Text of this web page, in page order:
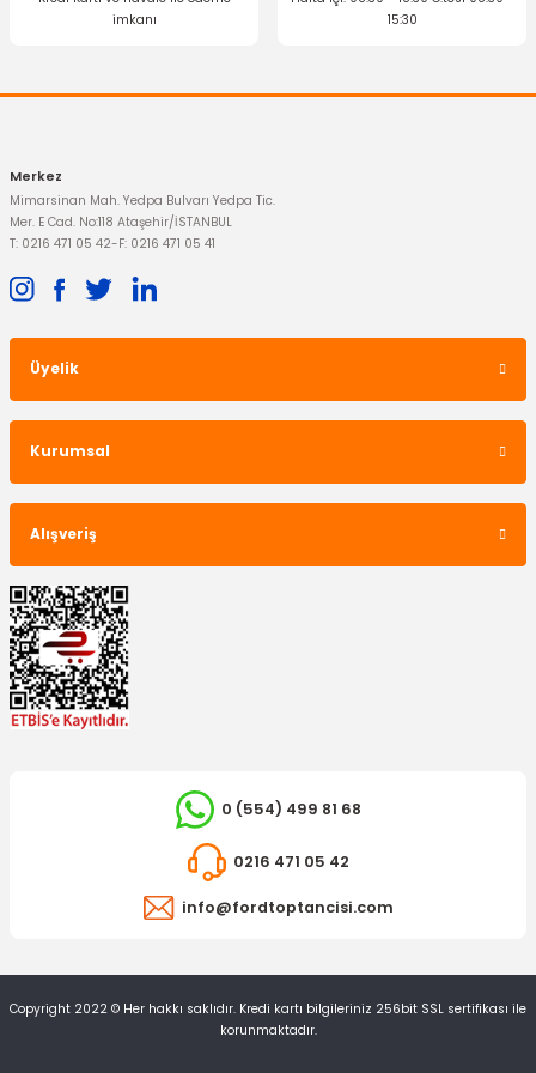
ERA iTALY
6.769,42 TL
İTHAL ÜRÜN
Ayna Camı Transit V347 Sol Elektrikli
327,15 TL
imkanı
15:30
Merkez
Mimarsinan Mah. Yedpa Bulvarı Yedpa Tic.
Mer. E Cad. No:118 Ataşehir/İSTANBUL
T: 0216 471 05 42-F: 0216 471 05 41
Üyelik
Kurumsal
Alışveriş
0 (554) 499 81 68
0216 471 05 42
info@fordtoptancisi.com
Copyright 2022 © Her hakkı saklıdır. Kredi kartı bilgileriniz 256bit SSL sertifikası ile
korunmaktadır.